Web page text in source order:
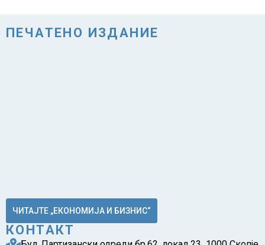
ПЕЧАТЕНО ИЗДАНИЕ
ЧИТАЈТЕ „ЕКОНОМИЈА И БИЗНИС“
КОНТАКТ